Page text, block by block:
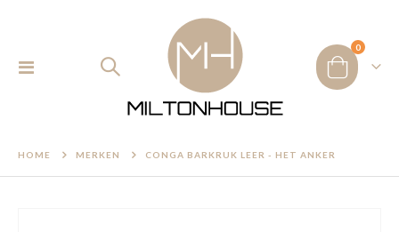
IN WINKELWAGEN
Toggle
Cart
0
HOME MERKEN CONGA BARKRUK LEER - HET ANKER